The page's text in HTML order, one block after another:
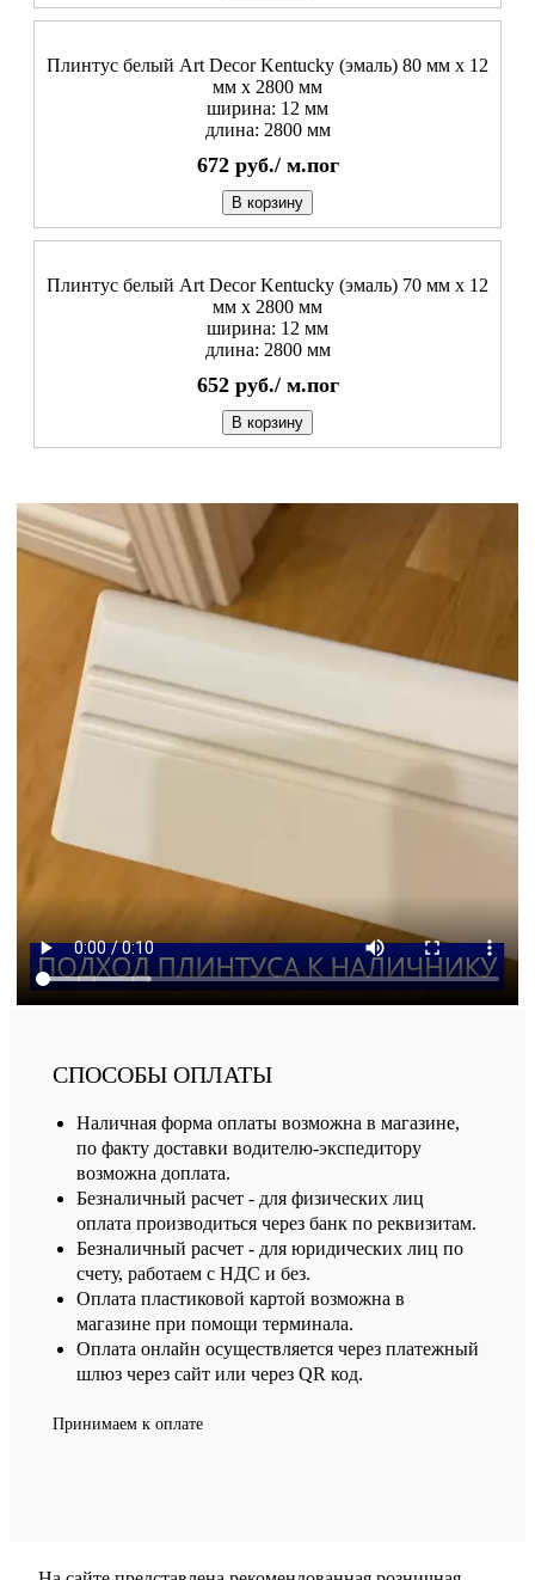
Плинтус белый Art Decor Kentucky (эмаль) 80 мм х 12
мм х 2800 мм
ширина: 12 мм
длина: 2800 мм
672 руб./ м.пог
В корзину
Плинтус белый Art Decor Kentucky (эмаль) 70 мм х 12
мм х 2800 мм
ширина: 12 мм
длина: 2800 мм
652 руб./ м.пог
В корзину
СПОСОБЫ ОПЛАТЫ
Наличная форма оплаты возможна в магазине,
по факту доставки водителю-экспедитору
возможна доплата.
Безналичный расчет - для физических лиц
оплата производиться через банк по реквизитам.
Безналичный расчет - для юридических лиц по
счету, работаем с НДС и без.
Оплата пластиковой картой возможна в
магазине при помощи терминала.
Оплата онлайн осуществляется через платежный
шлюз через сайт или через QR код.
Принимаем к оплате